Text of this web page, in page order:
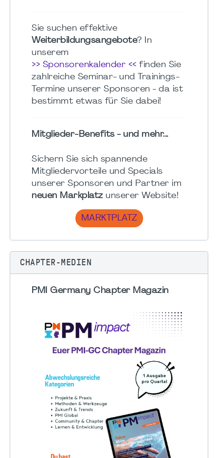
Sie suchen effektive
Weiterbildungsangebote? In
unserem
>> Sponsorenkalender << finden Sie
zahlreiche Seminar- und Trainings-
Termine unserer Sponsoren - da ist
bestimmt etwas für Sie dabei!
Mitglieder-Benefits - und mehr...
Sichern Sie sich spannende
Mitgliedervorteile und Specials
unserer Sponsoren und Partner im
neuen Markplatzunserer Website!
MARKTPLATZ
CHAPTER-MEDIEN
PMI Germany Chapter Magazin